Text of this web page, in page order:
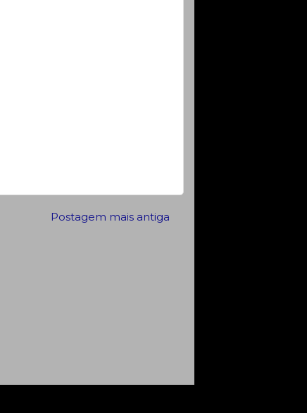
Postagem mais antiga